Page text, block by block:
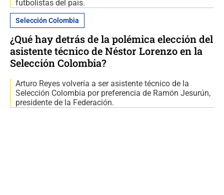
futbolistas del país.
Selección Colombia
¿Qué hay detrás de la polémica elección del
asistente técnico de Néstor Lorenzo en la
Selección Colombia?
Arturo Reyes volvería a ser asistente técnico de la
Selección Colombia por preferencia de Ramón Jesurún,
presidente de la Federación.